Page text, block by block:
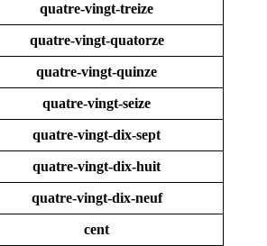
quatre-vingt-treize
quatre-vingt-quatorze
quatre-vingt-quinze
quatre-vingt-seize
quatre-vingt-dix-sept
quatre-vingt-dix-huit
quatre-vingt-dix-neuf
cent